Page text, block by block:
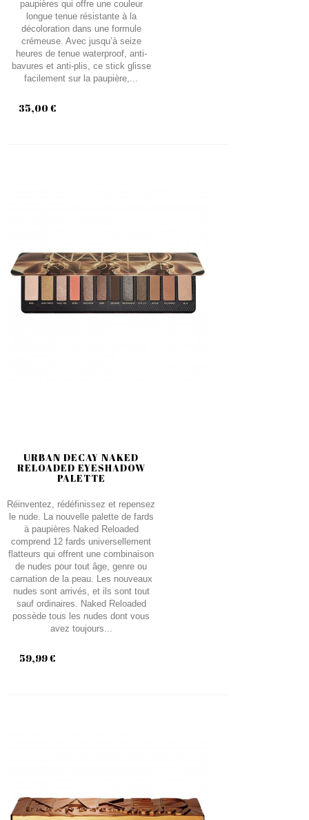
paupières qui offre une couleur
longue tenue résistante à la
décoloration dans une formule
crémeuse. Avec jusqu’à seize
heures de tenue waterproof, anti-
bavures et anti-plis, ce stick glisse
facilement sur la paupière,...
35,00 €
URBAN DECAY NAKED
RELOADED EYESHADOW
PALETTE
Réinventez, rédéfinissez et repensez
le nude. La nouvelle palette de fards
à paupières Naked Reloaded
comprend 12 fards universellement
flatteurs qui offrent une combinaison
de nudes pour tout âge, genre ou
carnation de la peau. Les nouveaux
nudes sont arrivés, et ils sont tout
sauf ordinaires. Naked Reloaded
possède tous les nudes dont vous
avez toujours...
59,99 €